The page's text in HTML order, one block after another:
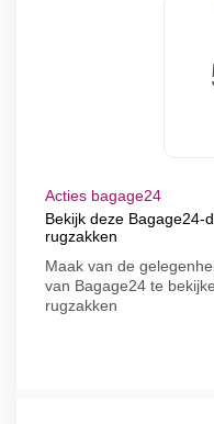
Acties bagage24
Bekijk deze Bagage24-
rugzakken
Maak van de
van Bagage24 te
rugzakken